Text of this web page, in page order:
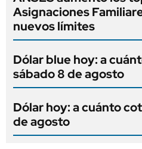
Asignaciones
nuevos límites
Dólar blue hoy: a
sábado 8 de agosto
Dólar hoy: a cuánto
de agosto